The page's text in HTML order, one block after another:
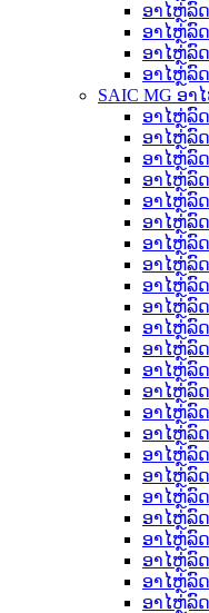
ອາໄຫຼ່ລົ
ອາໄຫຼ່ລົ
ອາໄຫຼ່ລົ
ອາໄຫຼ່ລົ
SAIC MG ອ
ອາໄຫຼ່ລົ
ອາໄຫຼ່ລົ
ອາໄຫຼ່ລົ
ອາໄຫຼ່ລົດ
ອາໄຫຼ່ລົ
ອາໄຫຼ່ລົ
ອາໄຫຼ່ລົດ
ອາໄຫຼ່ລົ
ອາໄຫຼ່ລົດ
ອາໄຫຼ່ລົ
ອາໄຫຼ່ລົ
ອາໄຫຼ່ລົ
ອາໄຫຼ່ລົດ
ອາໄຫຼ່ລົ
ອາໄຫຼ່ລົ
ອາໄຫຼ່ລົ
ອາໄຫຼ່ລົດ
ອາໄຫຼ່ລົ
ອາໄຫຼ່ລົ
ອາໄຫຼ່ລົ
ອາໄຫຼ່ລົ
ອາໄຫຼ່ລົດ
ອາໄຫຼ່ລົ
ອາໄຫຼ່ລົ